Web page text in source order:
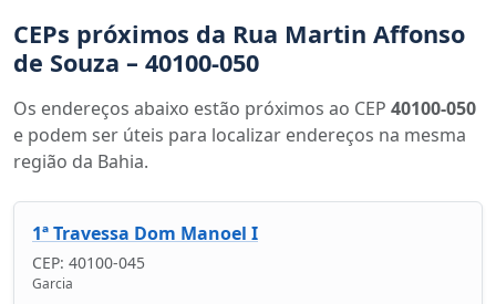
CEPs próximos da Rua Martin Affonso
de Souza – 40100-050
Os endereços abaixo estão próximos ao CEP 40100-050
e podem ser úteis para localizar endereços na mesma
região da Bahia.
1ª Travessa Dom Manoel I
CEP: 40100-045
Garcia